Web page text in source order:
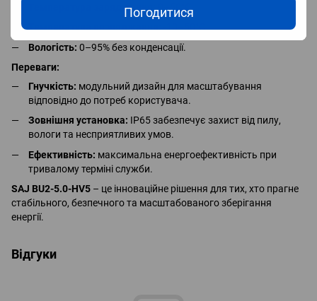
Погодитися
Температура заряджання:
Температура розряджання:-10–50°C.
Вологість: 0–95% без конденсації.
Переваги:
Гнучкість: модульний дизайн для масштабування
відповідно до потреб користувача.
Зовнішня установка: IP65 забезпечує захист від пилу,
вологи та несприятливих умов.
Ефективність: максимальна енергоефективність при
тривалому терміні служби.
SAJ BU2-5.0-HV5 – це інноваційне рішення для тих, хто прагне
стабільного, безпечного та масштабованого зберігання
енергії.
Відгуки